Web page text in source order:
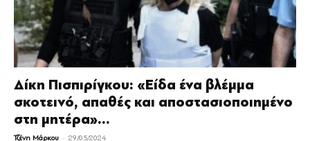
Δίκη Πισπιρίγκου: «Είδα ένα βλέμμα
σκοτεινό, απαθές και αποστασιοποιημένο
στη μητέρα»...
Τζένη Μάρκου - 29/05/2024